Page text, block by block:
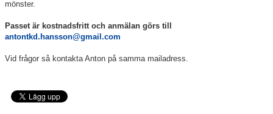
mönster.
Passet är kostnadsfritt och anmälan görs till
antontkd.hansson@gmail.com
Vid frågor så kontakta Anton på samma mailadress.